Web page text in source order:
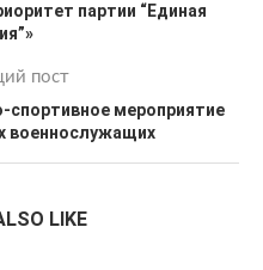
партии “Единая
пост
спортивное мероприятие
военнослужащих
LIKE